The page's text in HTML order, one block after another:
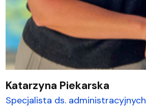
Katarzyna Piekarska
Specjalista ds. administracyjnych